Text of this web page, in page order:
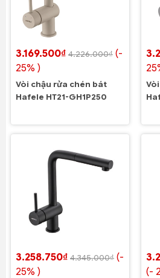
3.169.500₫ 4.226.000₫ (-
25% )
Vòi chậu rửa chén bát
Hafele HT21-GH1P250
3.258.750₫ 4.345.000₫ (-
25% )
(-